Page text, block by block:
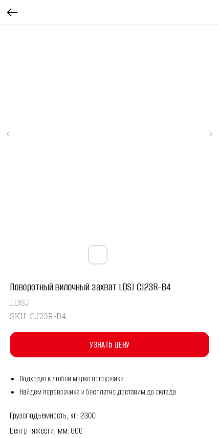
Поворотный вилочный захват LDSJ CJ23R-B4
LDSJ
SKU: CJ23R-B4
УЗНАТЬ ЦЕНУ
Подходит к любой марке погрузчика
Найдем перевозчика и бесплатно доставим до склада
Грузоподъемность, кг: 2300
Центр тяжести, мм: 600